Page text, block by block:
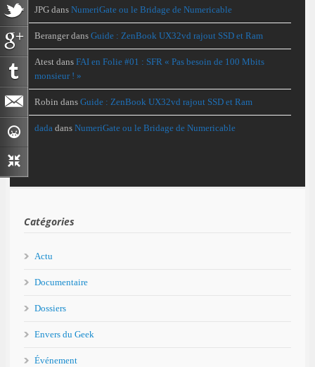
JPG dans NumeriGate ou le Bridage de Numericable
Berangerdans Guide : ZenBook UX32vd rajout SSD et Ram
Atest dans FAI en Folie #01 : SFR « Pas besoin de 100 Mbits
monsieur ! »
Robin dans Guide : ZenBook UX32vd rajout SSD et Ram
dada dans NumeriGate ou le Bridage de Numericable
Catégories
Actu
Documentaire
Dossiers
Envers du Geek
Événement